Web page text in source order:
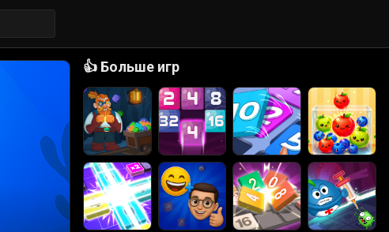
👍 Больше игр